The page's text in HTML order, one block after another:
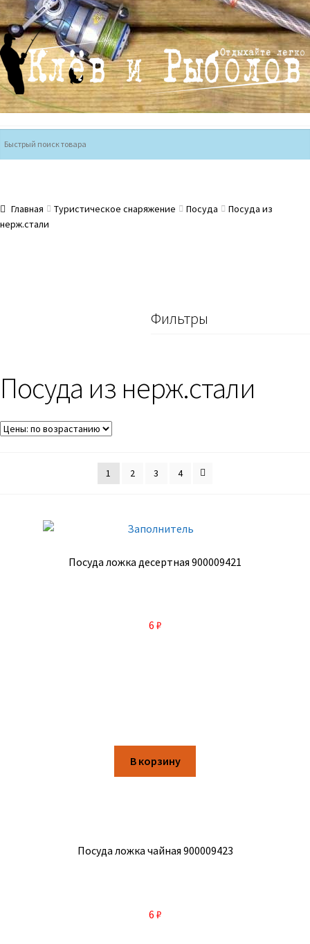
Перейти
к
навигации
Перейти
к
содержимому
Главная Туристическое снаряжение Посуда
Посуда из
нерж.стали
Фильтры
Посуда из нерж.стали
1 2 3 4
Посуда ложка десертная 900009421
6 ₽
В корзину
Посуда ложка чайная 900009423
6 ₽